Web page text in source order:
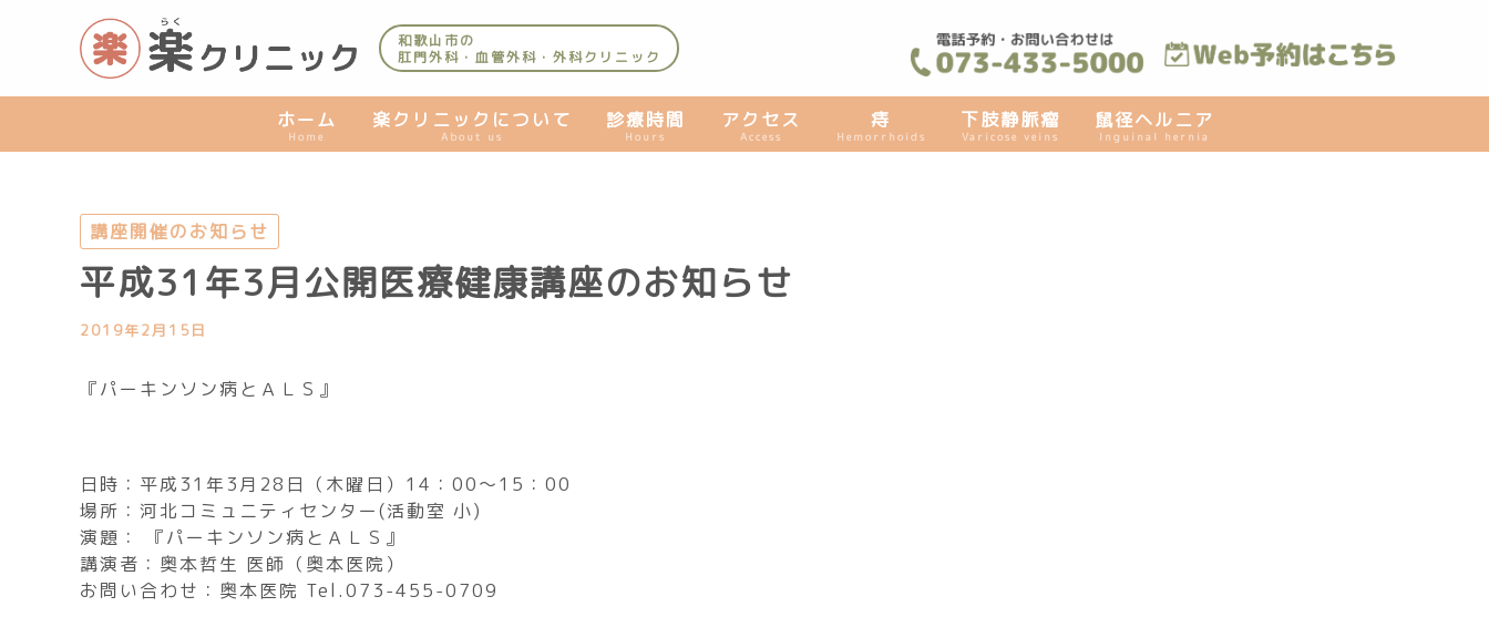
ス
和歌山市の
肛門外科・血管外科・外科クリニック
ホーム
Home
楽クリニックについて
About us
診療時間
Hours
アクセス
Access
痔
Hemorrhoids
下肢静脈瘤
Varicose veins
鼠径ヘルニア
Inguinal hernia
講座開催のお知らせ
平成31年3月公開医療健康講座のお知らせ
2019年2月15日
『パーキンソン病とＡＬＳ』
日時：平成31年3月28日（木曜日）14：00～15：00
場所：河北コミュニティセンター(活動室 小)
演題： 『パーキンソン病とＡＬＳ』
講演者：奥本哲生 医師（奥本医院）
お問い合わせ：奥本医院 Tel.073-455-0709